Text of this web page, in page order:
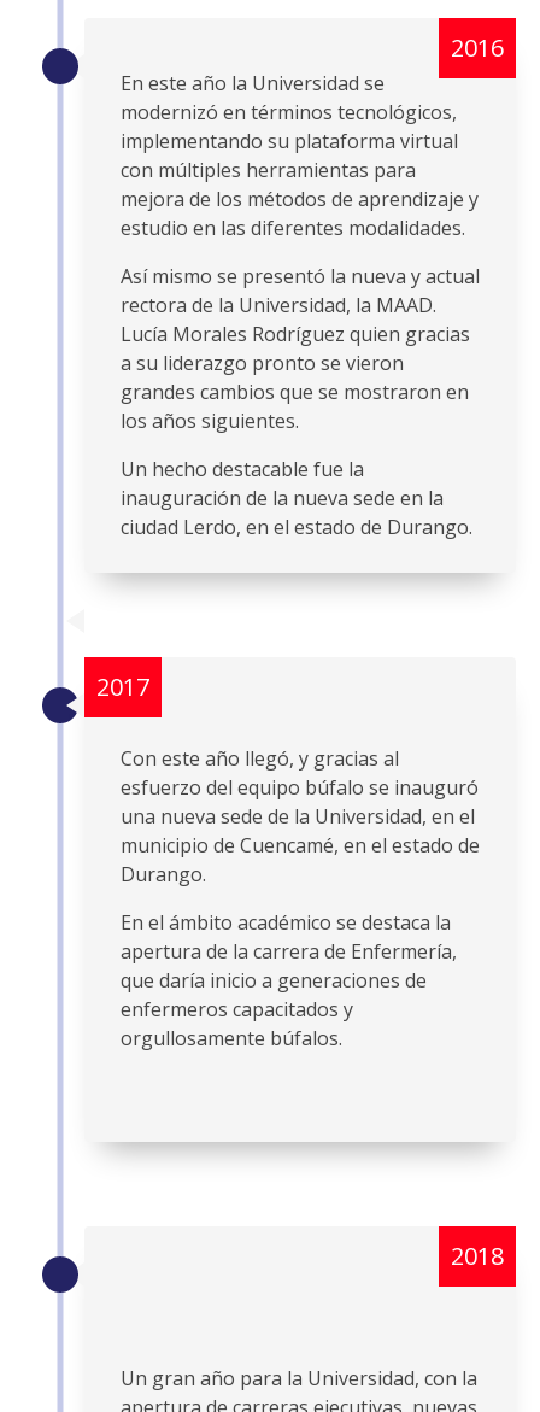
2016
En este año la Universidad se
modernizó en términos tecnológicos,
implementando su plataforma virtual
con múltiples herramientas para
mejora de los métodos de aprendizaje y
estudio en las diferentes modalidades.
Así mismo se presentó la nueva y actual
rectora de la Universidad, la MAAD.
Lucía Morales Rodríguez quien gracias
a su liderazgo pronto se vieron
grandes cambios que se mostraron en
los años siguientes.
Un hecho destacable fue la
inauguración de la nueva sede en la
ciudad Lerdo, en el estado de Durango.
2017
Con este año llegó, y gracias al
esfuerzo del equipo búfalo se inauguró
una nueva sede de la Universidad, en el
municipio de Cuencamé, en el estado de
Durango.
En el ámbito académico se destaca la
apertura de la carrera de Enfermería,
que daría inicio a generaciones de
enfermeros capacitados y
orgullosamente búfalos.
2018
Un gran año para la Universidad, con la